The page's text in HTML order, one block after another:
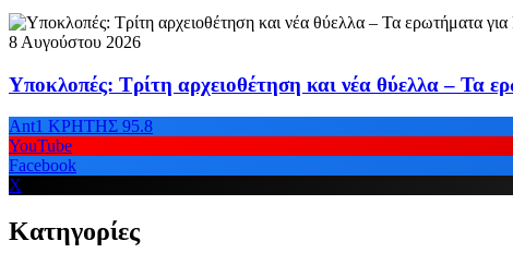
8 Αυγούστου 2026
Υποκλοπές: Τρίτη αρχειοθέτηση και νέα θύελλα – Τα
Ant1 ΚΡΗΤΗΣ 95.8
YouTube
Facebook
X
Κατηγορίες